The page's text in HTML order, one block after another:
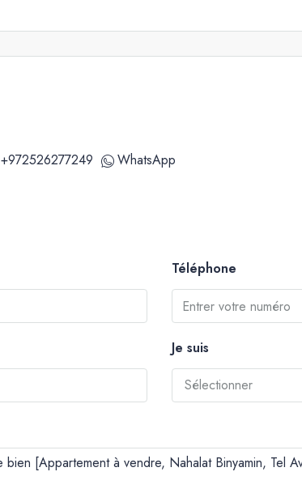
+972526277249 WhatsApp
Téléphone
Je suis
Sélectionner